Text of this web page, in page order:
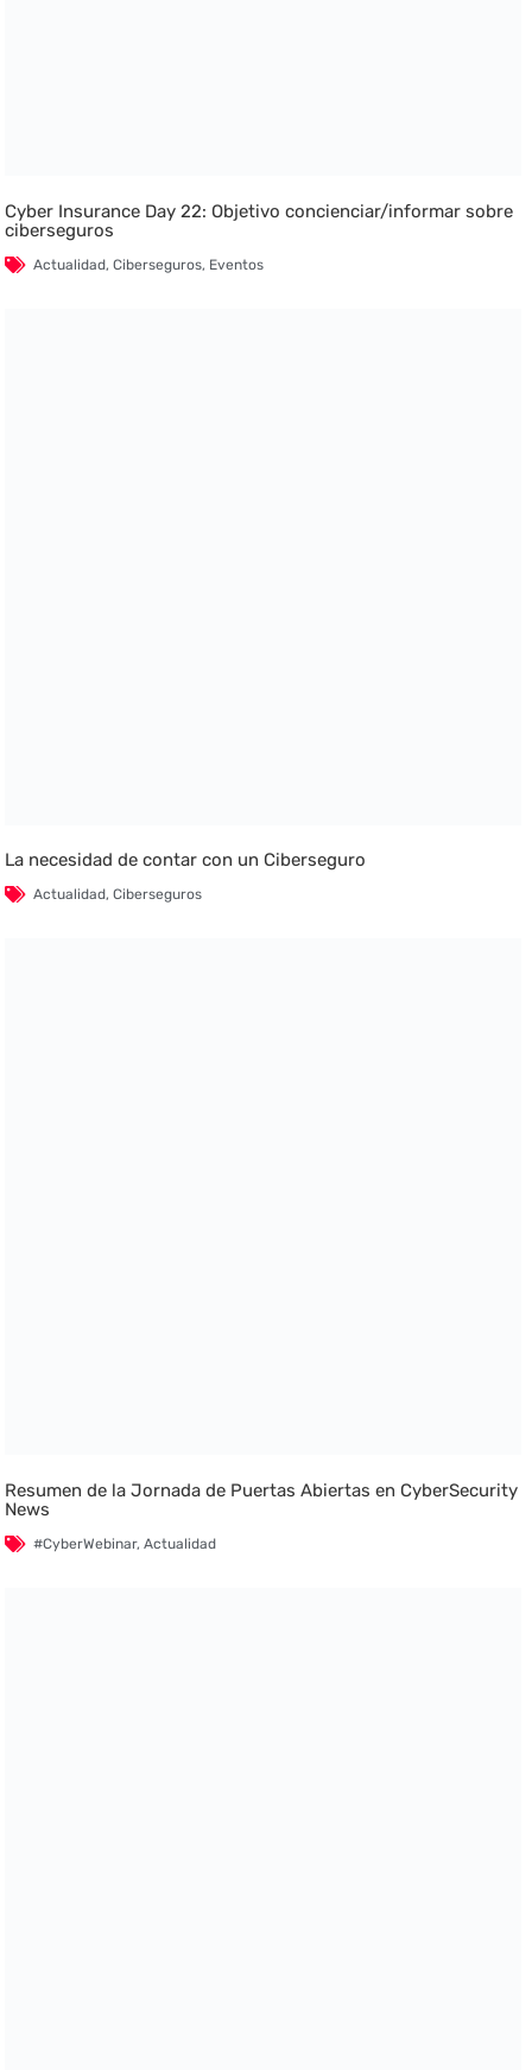
Cyber Insurance Day 22: Objetivo concienciar/informar sobre
ciberseguros
Actualidad,Ciberseguros, Eventos
La necesidad de contar con un Ciberseguro
Actualidad,Ciberseguros
Resumen de la Jornada de Puertas Abiertas en CyberSecurity
News
#CyberWebinar,Actualidad